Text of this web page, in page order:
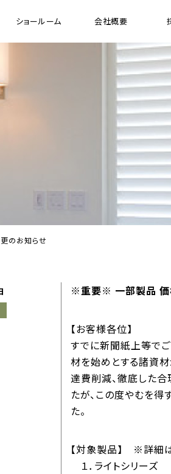
[ 木製縦型 ブラインド ]
ウッドバーチカルブラインド
プレミアムシリーズ ウッドバーチカ
FR（防炎）シリーズ ウッドバーチカ
電動ウッドバーチカルブラインド シ
ショールーム 会社概要
のお知らせ
※重要※ 一部製品 価
【お客様各位】
すでに新聞紙上等で
材を始めとする諸資材
達費削減、徹底した
たが、この度やむを
た。
【対象製品】 ※詳細
１．ライトシリーズ